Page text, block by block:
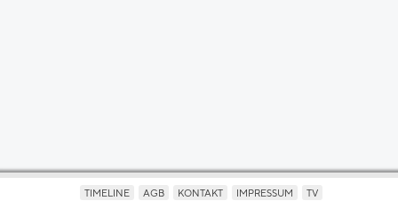
TIMELINE AGB KONTAKT IMPRESSUM TV